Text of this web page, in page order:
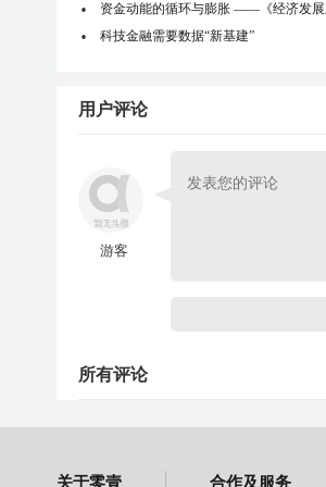
资金动能的循环与膨胀 ——《经济发展
科技金融需要数据“新基建”
用户评论
游客
所有评论
关于零壹 合作及服务